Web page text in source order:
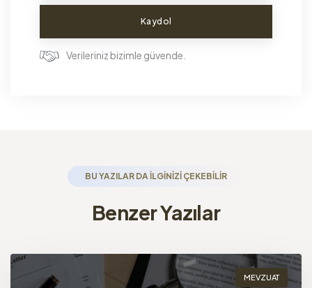
Kaydol
Verileriniz bizimle güvende.
BU YAZILAR DA ILGINIZI ÇEKEBILIR
Benzer Yazılar
MEVZUAT